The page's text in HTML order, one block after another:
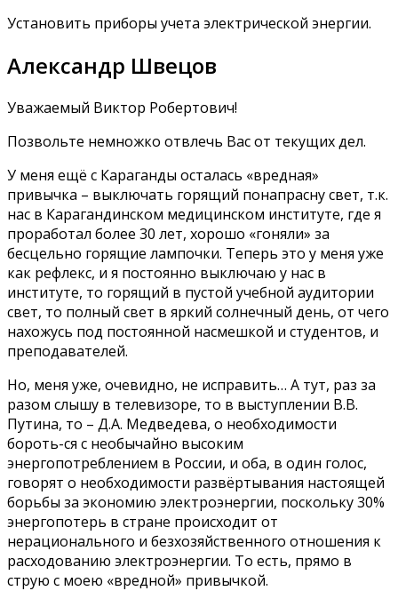
Установить приборы учета электрической энергии.
Александр Швецов
Уважаемый Виктор Робертович!
Позвольте немножко отвлечь Вас от текущих дел.
У меня ещё с Караганды осталась «вредная»
привычка – выключать горящий понапрасну свет, т.к.
нас в Карагандинском медицинском институте, где я
проработал более 30 лет, хорошо «гоняли» за
бесцельно горящие лампочки. Теперь это у меня уже
как рефлекс, и я постоянно выключаю у нас в
институте, то горящий в пустой учебной аудитории
свет, то полный свет в яркий солнечный день, от чего
нахожусь под постоянной насмешкой и студентов, и
преподавателей.
Но, меня уже, очевидно, не исправить… А тут, раз за
разом слышу в телевизоре, то в выступлении В.В.
Путина, то – Д.А. Медведева, о необходимости
бороть-ся с необычайно высоким
энергопотреблением в России, и оба, в один голос,
говорят о необходимости развёртывания настоящей
борьбы за экономию электроэнергии, поскольку 30%
энергопотерь в стране происходит от
нерационального и безхозяйственного отношения к
расходованию электроэнергии. То есть, прямо в
струю с моею «вредной» привычкой.